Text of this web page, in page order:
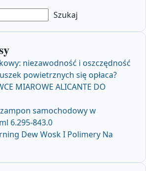
Szukaj
niezawodność i oszczędność
powietrznych się opłaca?
MIAROWE ALICANTE DO
samochodowy w
6.295-843.0
Dew Wosk I Polimery Na